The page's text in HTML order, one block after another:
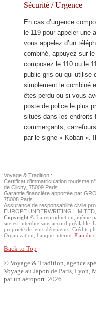
Sécurité / Urgence
En cas d’urgence
le 119 pour appeler une
vous appelez d’un
combiné, appuyez sur le
composez le 110 ou le
public gris ou qui utilise
simplement le combiné
êtes perdu ou si vous
poste de police le plus
situés dans les endroits
commerçants,
par le signe « Koban ».
Voyage & Tradition :
Certificat d’immatriculation tourisme
de Clichy, 75009 Paris.
Garantie financière apportée par
75008 Paris.
Assurance de responsabilité civile
EUROPE UNDERWRITING
Copyright ©-La reproduction, même
site est interdite sans accord préalable.
propriété de leurs détenteurs. Crédits
Organization, banque interne. Plan du
Back to Top
© Voyage & Tradition, agence
Voyage au Japon de Paris, Lyon,
par un aéroport. 2026